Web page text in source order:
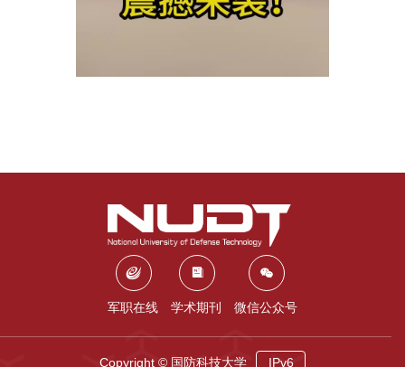
军职在线 学术期刊 微信公众号
Copyright © 国防科技大学 IPv6